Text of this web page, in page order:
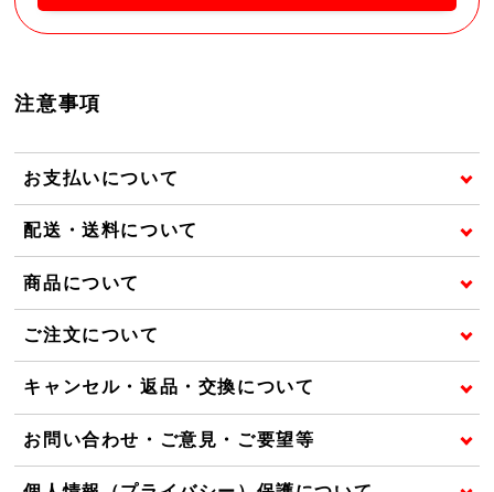
注意事項
お支払いについて
配送・送料について
商品について
ご注文について
キャンセル・返品・交換について
お問い合わせ・ご意見・ご要望等